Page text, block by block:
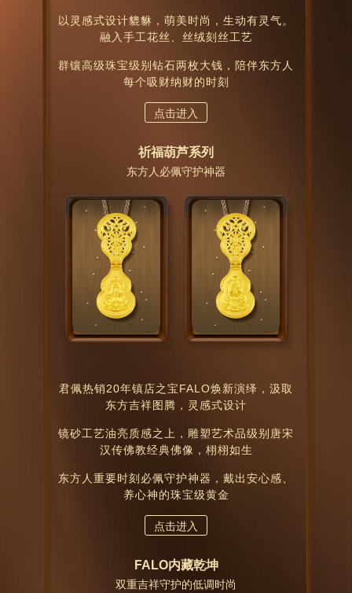
以灵感式设计貔貅，萌美时尚，生动有灵气。
融入手工花丝、丝绒刻丝工艺
群镶高级珠宝级别钻石两枚大钱，陪伴东方人
每个吸财纳财的时刻
点击进入
祈福葫芦系列
东方人必佩守护神器
君佩热销20年镇店之宝FALO焕新演绎，汲取
东方吉祥图腾，灵感式设计
镜砂工艺油亮质感之上，雕塑艺术品级别唐宋
汉传佛教经典佛像，栩栩如生
东方人重要时刻必佩守护神器，戴出安心感、
养心神的珠宝级黄金
点击进入
FALO内藏乾坤
双重吉祥守护的低调时尚